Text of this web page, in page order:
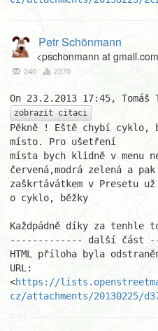
Petr Schönmann
<pschonmann at
240 2370
zobrazit citaci
Pěkně ! Eště chybí
místo. Pro ušetření
místa bych klidně v menu
červená,modrá zelená a pak
zaškrtávátkem v Presetu
o cyklo, běžky
Každpádně díky za tenhle
------------- další část
HTML příloha byla
URL:
<https://
cz/attachments/20130225/